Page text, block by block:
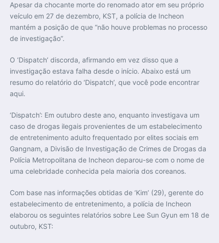
Apesar da chocante morte do renomado ator em seu próprio
veículo em 27 de dezembro, KST, a polícia de Incheon
mantém a posição de que “não houve problemas no processo
de investigação”.
O ‘Dispatch’ discorda, afirmando em vez disso que a
investigação estava falha desde o início. Abaixo está um
resumo do relatório do ‘Dispatch’, que você pode encontrar
aqui.
‘Dispatch’: Em outubro deste ano, enquanto investigava um
caso de drogas ilegais provenientes de um estabelecimento
de entretenimento adulto frequentado por elites sociais em
Gangnam, a Divisão de Investigação de Crimes de Drogas da
Polícia Metropolitana de Incheon deparou-se com o nome de
uma celebridade conhecida pela maioria dos coreanos.
Com base nas informações obtidas de ‘Kim’ (29), gerente do
estabelecimento de entretenimento, a polícia de Incheon
elaborou os seguintes relatórios sobre Lee Sun Gyun em 18 de
outubro, KST: